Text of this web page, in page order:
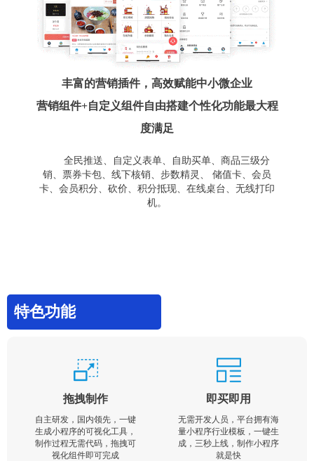
丰富的营销插件，高效赋能中小微企业
营销组件+自定义组件自由搭建个性化功能最大程
度满足
全民推送、自定义表单、自助买单、商品三级分
销、票券卡包、线下核销、步数精灵、 储值卡、会员
卡、会员积分、砍价、积分抵现、在线桌台、无线打印
机。
特色功能
拖拽制作
自主研发，国内领先，一键
生成小程序的可视化工具，
制作过程无需代码，拖拽可
视化组件即可完成
即买即用
无需开发人员，平台拥有海
量小程序行业模板，一键生
成，三秒上线，制作小程序
就是快